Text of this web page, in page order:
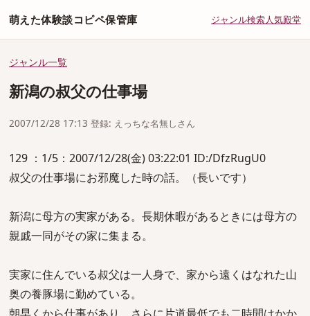
萌えた体験談コピペ保管庫 ジャンル検索人気殿堂
ジャンル一覧
新潟の叔父の仕事場
2007/12/28 17:13 登録: えっちな名無しさん
129 ：1/5：2007/12/28(金) 03:22:01 ID:/DfzRugU0
叔父の仕事場にお邪魔した時の話。（長いです）
新潟に母方の実家がある。長期休暇があるときには母方の
親戚一同がその家に集まる。
実家に住んでいる叔父は一人身で、家から遠くはなれた山
奥の養豚場に勤めている。